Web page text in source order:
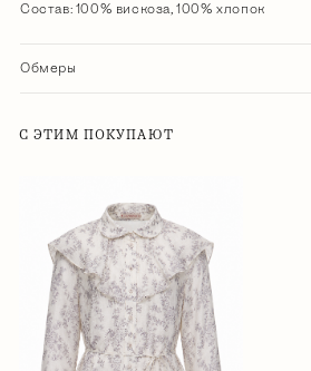
Состав: 100% вискоза, 100% хлопок
Обмеры
С ЭТИМ ПОКУПАЮТ